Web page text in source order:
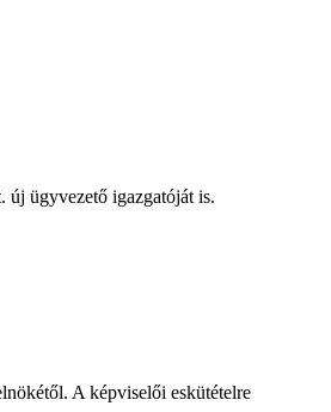
új ügyvezető igazgatóját is.
A képviselői eskütételre